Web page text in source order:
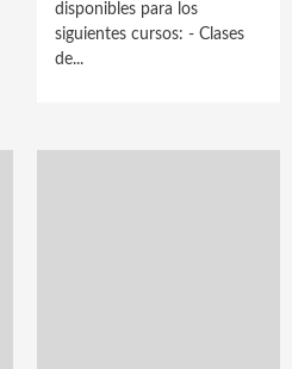
disponibles para los
siguientes cursos: - Clases
de...